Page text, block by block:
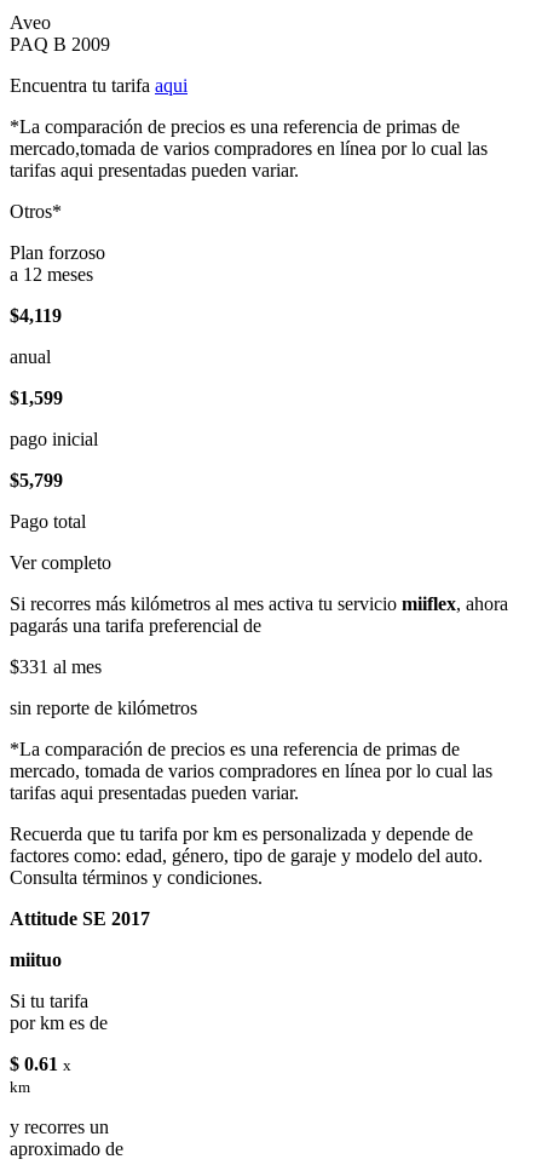
Aveo
PAQ B 2009
Encuentra tu tarifa aqui
*La comparación de precios es una referencia de primas de
mercado,tomada de varios compradores en línea por lo cual las
tarifas aqui presentadas pueden variar.
Otros*
Plan forzoso
a 12 meses
$4,119
anual
$1,599
pago inicial
$5,799
Pago total
Ver completo
Si recorres más kilómetros al mes activa tu servicio miiflex, ahora
pagarás una tarifa preferencial de
$331 al mes
sin reporte de kilómetros
*La comparación de precios es una referencia de primas de
mercado, tomada de varios compradores en línea por lo cual las
tarifas aqui presentadas pueden variar.
Recuerda que tu tarifa por km es personalizada y depende de
factores como: edad, género, tipo de garaje y modelo del auto.
Consulta términos y condiciones.
Attitude SE 2017
miituo
Si tu tarifa
por km es de
$ 0.61 x
km
y recorres un
aproximado de